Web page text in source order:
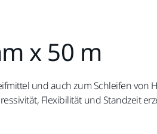
x 50 m
und auch zum Schleifen von
Flexibilität und Standzeit